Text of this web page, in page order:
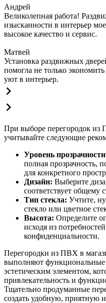
Андрей
Великолепная работа!
изысканности в интерьер
высокое качество и сервис.
Матвей
Установка раздвижных
помогла не только
уют в интерьер.
При выборе перегородок из
учитывайте следующие
Уровень
полная прозрачность,
для конкретного
Дизайн: Выберите
соответствует общему
Тип стекла: Учтите,
стекло или цветное
Высота: Определите
исходя из
конфиденциальности.
Перегородки из ПВХ в
выполняют функциональные
эстетическим элементом,
привлекательность и
Тщательно продуманные
создать удобную, приятную